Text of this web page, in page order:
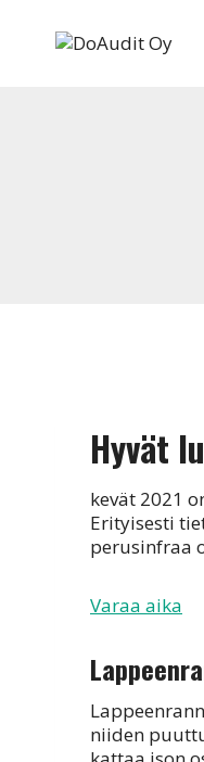
sisältöön
Hyvät
kevät 2021
Erityisesti
perusinfraa
Varaa aika
niiden